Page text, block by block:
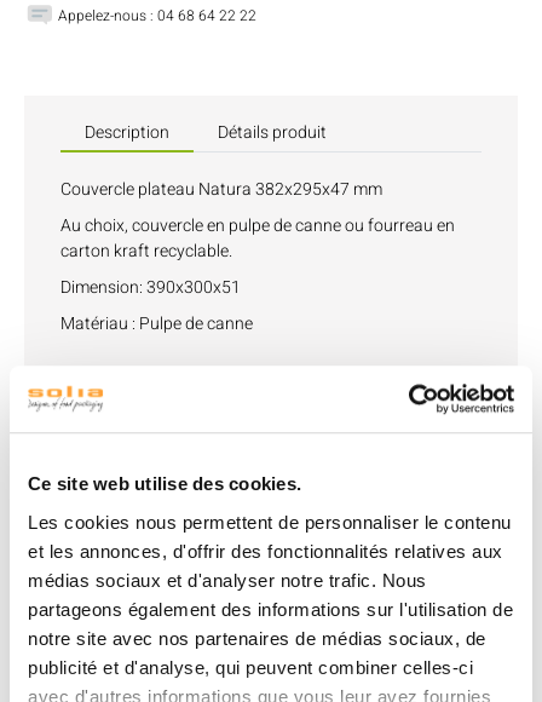
Ce site web utilise des cookies.
Les cookies nous permettent de personnaliser le contenu
et les annonces, d'offrir des fonctionnalités relatives aux
médias sociaux et d'analyser notre trafic. Nous
partageons également des informations sur l'utilisation de
notre site avec nos partenaires de médias sociaux, de
publicité et d'analyse, qui peuvent combiner celles-ci
avec d'autres informations que vous leur avez fournies
Appelez-nous : 04 68 64 22 22
Description Détails produit
Couvercle plateau Natura 382x295x47 mm
Au choix, couvercle en pulpe de canne ou fourreau en
carton kraft recyclable.
Dimension: 390x300x51
Matériau : Pulpe de canne